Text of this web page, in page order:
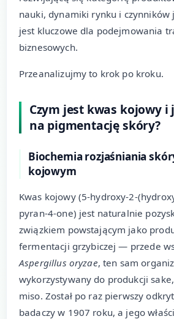
nauki, dynamiki rynku i czynników
jest kluczowe dla podejmowania
biznesowych.
Przeanalizujmy to krok po kroku.
Czym jest kwas kojowy i
na pigmentację skóry?
Biochemia rozjaśniania
kojowym
Kwas kojowy (5-hydroxy-2-
pyran-4-one) jest naturalnie
związkiem powstającym jako
fermentacji grzybiczej — przede
Aspergillus oryzae, ten sam
wykorzystywany do produkcji
miso. Został po raz pierwszy
badaczy w 1907 roku, a jego